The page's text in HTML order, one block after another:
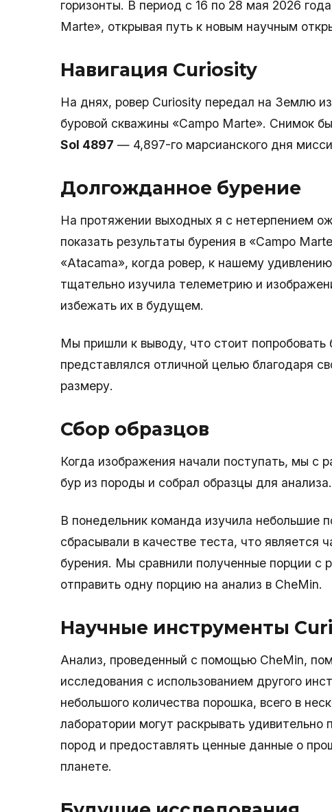
горизонты. В период с 16 по 28 мая 2026
Marte», открывая путь к новым научным
Навигация Curiosity
На днях, ровер Curiosity передал на Землю
буровой скважины «Campo Marte». Снимок
Sol 4897 — 4,897-го марсианского дня
Долгожданное бурение
На протяжении выходных я с нетерпением
показать результаты бурения в «Campo
«Atacama», когда ровер, к нашему
тщательно изучила телеметрию и
избежать их в будущем.
Мы пришли к выводу, что стоит попробовать
представлялся отличной целью благодаря
размеру.
Сбор образцов
Когда изображения начали поступать, мы с
бур из породы и собрал образцы для
В понедельник команда изучила небольшие
сбрасывали в качестве теста, что
бурения. Мы сравнили полученные порции с
отправить одну порцию на анализ в CheMin.
Научные инструменты
Анализ, проведенный с помощью CheMin,
исследования с использованием другого
небольшого количества порошка, всего в
лаборатории могут раскрывать
пород и предоставлять ценные данные о
планете.